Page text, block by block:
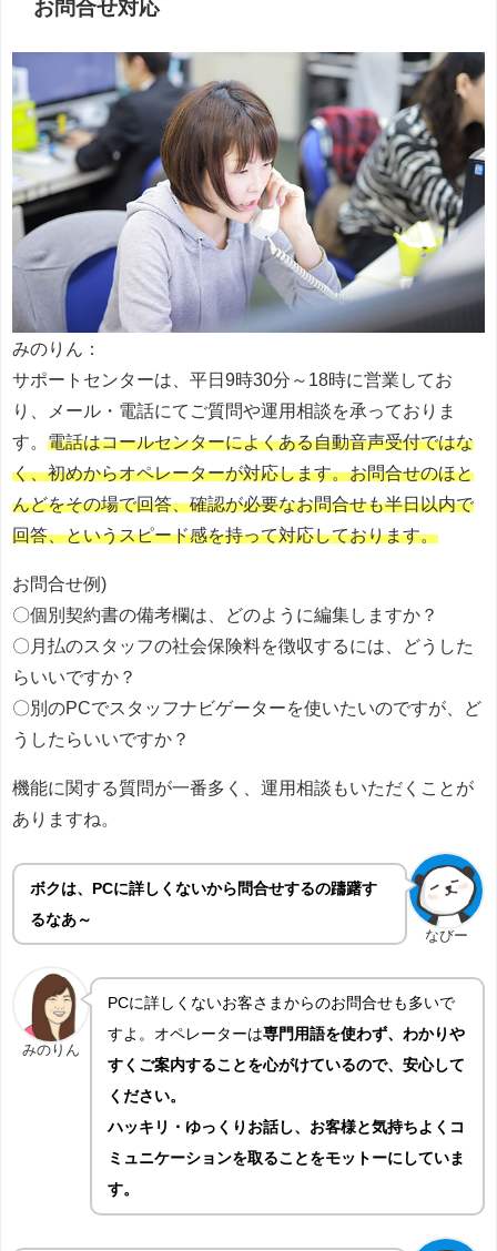
お問合せ対応
みのりん：
サポートセンターは、平日9時30分～18時に営業してお
り、メール・電話にてご質問や運用相談を承っておりま
す。 電話はコールセンターによくある自動音声受付ではな
く、初めからオペレーターが対応します。お問合せのほと
んどをその場で回答、確認が必要なお問合せも半日以内で
回答、というスピード感を持って対応しております。
お問合せ例)
〇個別契約書の備考欄は、どのように編集しますか？
〇月払のスタッフの社会保険料を徴収するには、どうした
らいいですか？
〇別のPCでスタッフナビゲーターを使いたいのですが、ど
うしたらいいですか？
機能に関する質問が一番多く、運用相談もいただくことが
ありますね。
なびー
ボクは、PCに詳しくないから問合せするの躊躇す
るなあ～
みのりん
PCに詳しくないお客さまからのお問合せも多いで
すよ。オペレーターは専門用語を使わず、わかりや
すくご案内することを心がけているので、安心して
ください。
ハッキリ・ゆっくりお話し、お客様と気持ちよくコ
ミュニケーションを取ることをモットーにしていま
す。